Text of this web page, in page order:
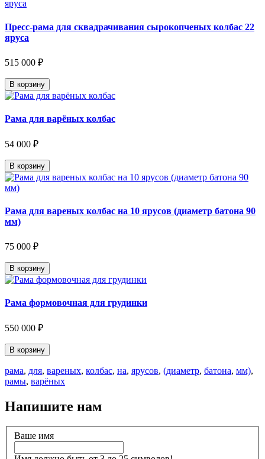
Пресс-рама для сквадрачивания сырокопченых колбас 22
яруса
515 000 ₽
В корзину
Рама для варёных колбас
54 000 ₽
В корзину
Рама для вареных колбас на 10 ярусов (диаметр батона 90
мм)
75 000 ₽
В корзину
Рама формовочная для грудинки
550 000 ₽
В корзину
рама, для, вареных, колбас, на, ярусов, (диаметр, батона, мм),
рамы, варёных
Напишите нам
Ваше имя